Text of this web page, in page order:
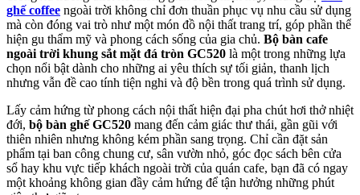
ghế coffee ngoài trời không chỉ đơn thuần phục vụ nhu cầu sử dụng
mà còn đóng vai trò như một món đồ nội thất trang trí, góp phần thể
hiện gu thẩm mỹ và phong cách sống của gia chủ. Bộ bàn cafe
ngoài trời khung sắt mặt đá tròn GC520 là một trong những lựa
chọn nổi bật dành cho những ai yêu thích sự tối giản, thanh lịch
nhưng vẫn đề cao tính tiện nghi và độ bền trong quá trình sử dụng.
Lấy cảm hứng từ phong cách nội thất hiện đại pha chút hơi thở nhiệt
đới, bộ bàn ghế GC520 mang đến cảm giác thư thái, gần gũi với
thiên nhiên nhưng không kém phần sang trọng. Chỉ cần đặt sản
phẩm tại ban công chung cư, sân vườn nhỏ, góc đọc sách bên cửa
sổ hay khu vực tiếp khách ngoài trời của quán cafe, bạn đã có ngay
một khoảng không gian đầy cảm hứng để tận hưởng những phút